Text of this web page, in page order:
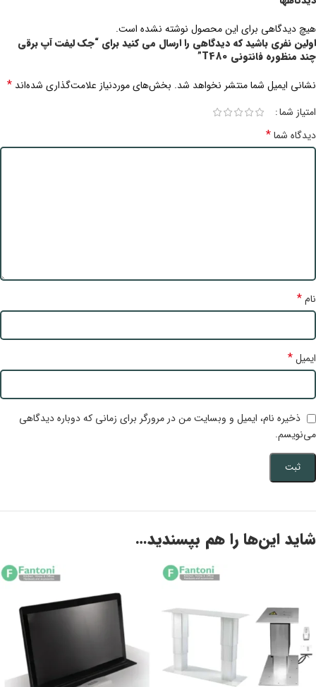
هیچ دیدگاهی برای این محصول نوشته نشده است.
اولین نفری باشید که دیدگاهی را ارسال می کنید برای “جک لیفت آپ برقی
چند منظوره فانتونی T480”
نشانی ایمیل شما منتشر نخواهد شد. بخش‌های موردنیاز علامت‌گذاری شده‌اند *
امتیاز شما
دیدگاه شما*
نام*
ایمیل*
ذخیره نام، ایمیل و وبسایت من در مرورگر برای زمانی که دوباره دیدگاهی
می‌نویسم.
شاید این‌ها را هم بپسندید…